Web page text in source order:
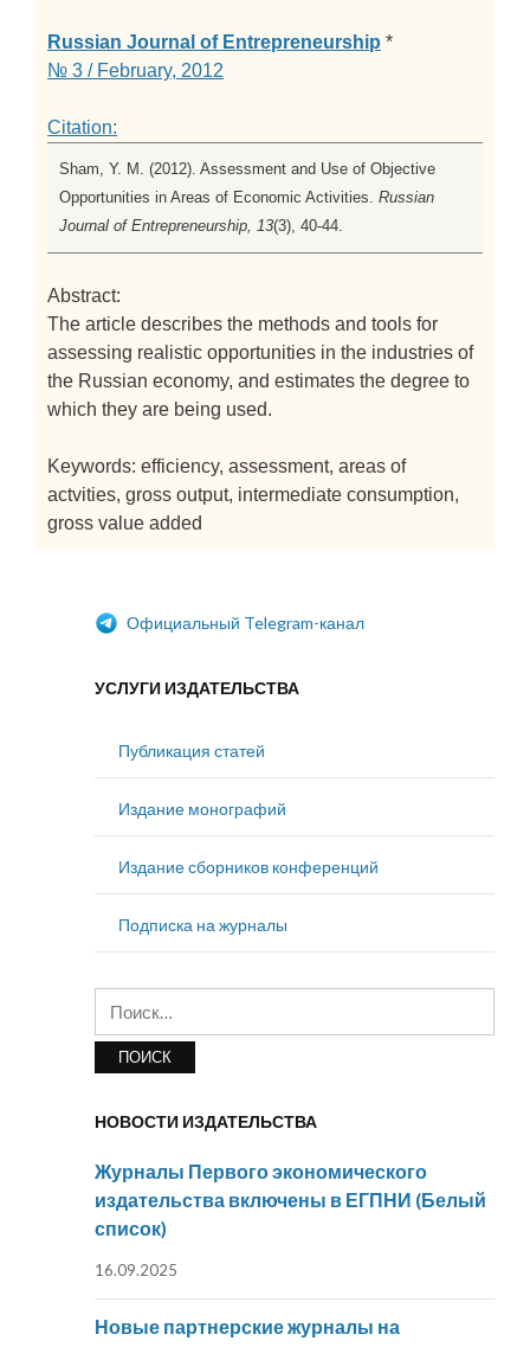
Russian Journal of Entrepreneurship *
№ 3 / February, 2012
Citation:
Sham, Y. M. (2012). Assessment and Use of Objective
Opportunities in Areas of Economic Activities. Russian
Journal of Entrepreneurship, 13(3), 40-44.
Abstract:
The article describes the methods and tools for
assessing realistic opportunities in the industries of
the Russian economy, and estimates the degree to
which they are being used.
Keywords: efficiency, assessment, areas of
actvities, gross output, intermediate consumption,
gross value added
Официальный Telegram-канал
УСЛУГИ ИЗДАТЕЛЬСТВА
Публикация статей
Издание монографий
Издание сборников конференций
Подписка на журналы
НОВОСТИ ИЗДАТЕЛЬСТВА
Журналы Первого экономического
издательства включены в ЕГПНИ (Белый
список)
16.09.2025
Новые партнерские журналы на